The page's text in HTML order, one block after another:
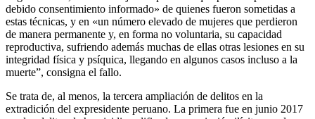
debido consentimiento informado» de quienes fueron sometidas a
estas técnicas, y en «un número elevado de mujeres que perdieron
de manera permanente y, en forma no voluntaria, su capacidad
reproductiva, sufriendo además muchas de ellas otras lesiones en su
integridad física y psíquica, llegando en algunos casos incluso a la
muerte”, consigna el fallo.
Se trata de, al menos, la tercera ampliación de delitos en la
extradición del expresidente peruano. La primera fue en junio 2017